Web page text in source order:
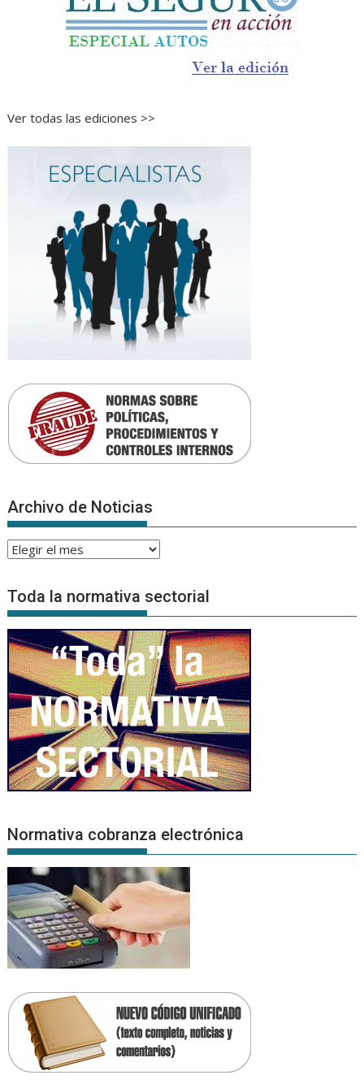
Ver todas las ediciones >>
Archivo de Noticias
Archivo
Noticias
Toda la normativa sectorial
Normativa cobranza electrónica